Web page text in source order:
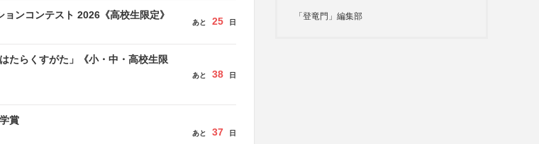
ンコンテスト 2026《高校生限定》
あと 25 日
たらくすがた」《小・中・高校生限
あと 38 日
賞
あと 37 日
「登竜門」編集部